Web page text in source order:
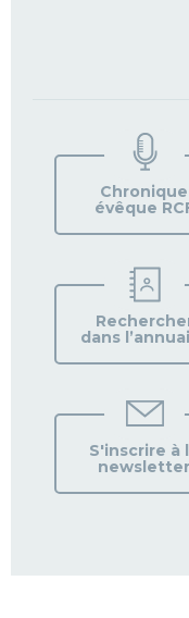
Chronique
évêque
dans
S'inscrire à
newsletter